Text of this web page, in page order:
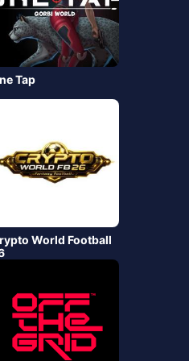
Tap
World Football